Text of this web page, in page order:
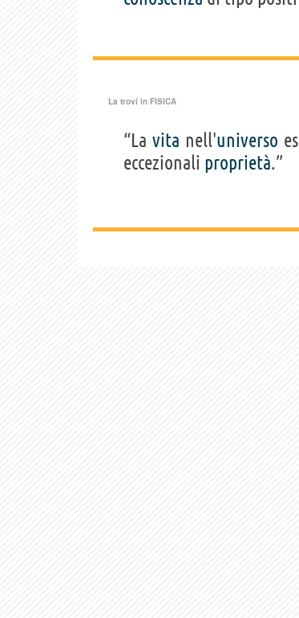
La trovi in FISICA
“La vita nell'universo
eccezionali proprietà.”